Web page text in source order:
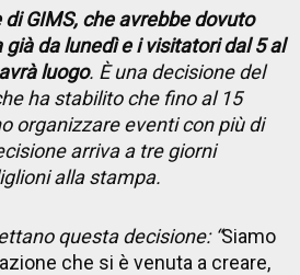
GIMS, che avrebbe dovuto
da lunedì e i visitatori dal 5 al
luogo. È una decisione del
ha stabilito che fino al 15
organizzare eventi con più di
arriva a tre giorni
alla stampa.
questa decisione: “Siamo
che si è venuta a creare,